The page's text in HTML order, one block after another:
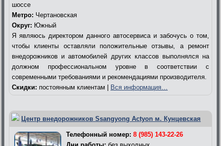
шоссе
Метро: Чертановская
Округ: Южный
Я являюсь директором данного автосервиса и забочусь о том,
чтобы клиенты оставляли положительные отзывы, а ремонт
внедорожников и автомобилей других классов выполнялся на
должном профессиональном уровне в соответствии с
современными требованиями и рекомендациями производителя.
Скидки: постоянным клиентам | Вся информация…
Центр внедорожников Ssangyong Actyon м. Кунцевская
Телефонный номер: 8 (985) 143-22-26